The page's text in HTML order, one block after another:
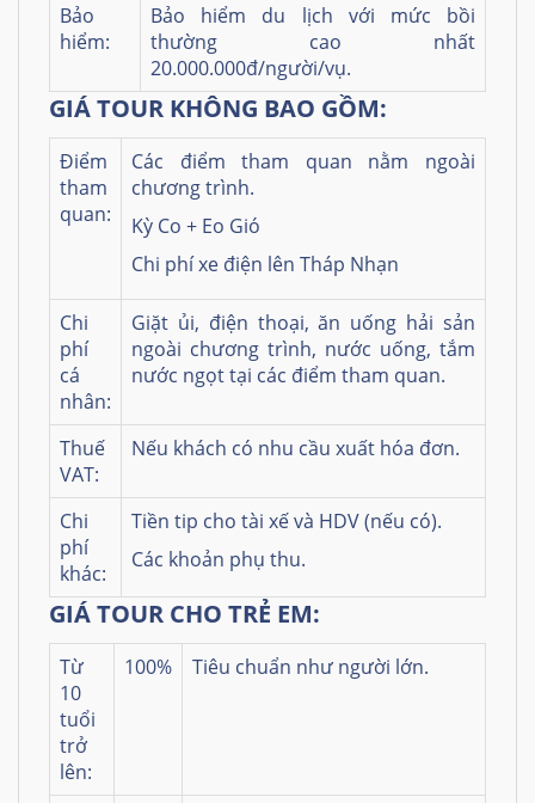
Bảo
hiểm:
Bảo hiểm du lịch với mức bồi
thường cao nhất
20.000.000đ/người/vụ.
GIÁ TOUR KHÔNG BAO GỒM:
Điểm
tham
quan:
Các điểm tham quan nằm ngoài
chương trình.
Kỳ Co + Eo Gió
Chi phí xe điện lên Tháp Nhạn
Chi
phí
cá
nhân:
Giặt ủi, điện thoại, ăn uống hải sản
ngoài chương trình, nước uống, tắm
nước ngọt tại các điểm tham quan.
Thuế
VAT:
Nếu khách có nhu cầu xuất hóa đơn.
Chi
phí
khác:
Tiền tip cho tài xế và HDV (nếu có).
Các khoản phụ thu.
GIÁ TOUR CHO TRẺ EM:
Từ
10
tuổi
trở
lên:
100% Tiêu chuẩn như người lớn.